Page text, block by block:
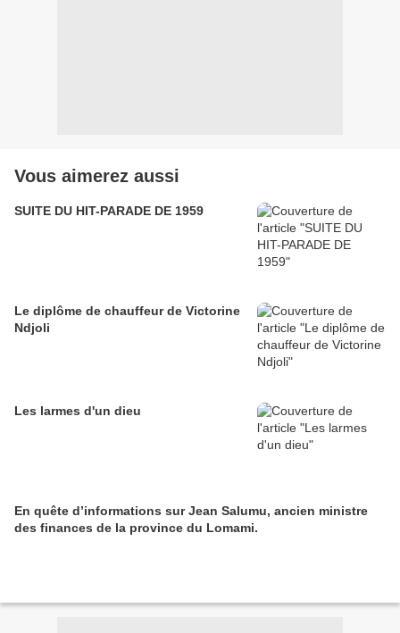
Vous aimerez aussi
SUITE DU HIT-PARADE DE 1959
Le diplôme de chauffeur de Victorine
Ndjoli
Les larmes d'un dieu
En quête d’informations sur Jean Salumu, ancien ministre
des finances de la province du Lomami.